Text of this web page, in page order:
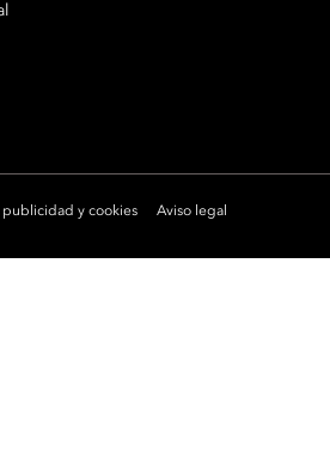
publicidad y cookies Aviso legal